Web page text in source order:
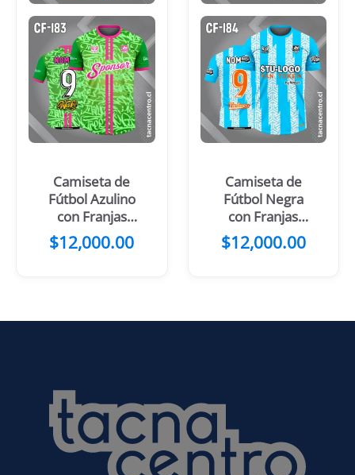
Camiseta de
Fútbol Azulino
con Franjas
Celestes en el
Centro
$12,000.00
Camiseta de
Fútbol Negra
con Franjas
Blancas
$12,000.00